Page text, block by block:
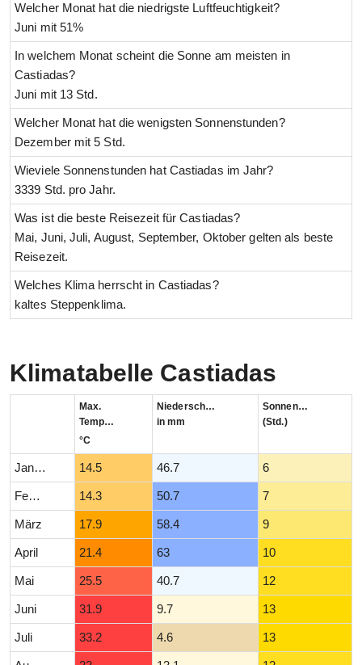
Welcher Monat hat die niedrigste Luftfeuchtigkeit?
Juni mit 51%
In welchem Monat scheint die Sonne am meisten in
Castiadas?
Juni mit 13 Std.
Welcher Monat hat die wenigsten Sonnenstunden?
Dezember mit 5 Std.
Wieviele Sonnenstunden hat Castiadas im Jahr?
3339 Std. pro Jahr.
Was ist die beste Reisezeit für Castiadas?
Mai, Juni, Juli, August, September, Oktober gelten als beste
Reisezeit.
Welches Klima herrscht in Castiadas?
kaltes Steppenklima.
Klimatabelle Castiadas
Max.
Temperatur
°C
Niederschlag
in mm
Sonnenstunden
(Std.)
Januar 14.5 46.7 6
Februar 14.3 50.7 7
März 17.9 58.4 9
April 21.4 63 10
Mai 25.5 40.7 12
Juni 31.9 9.7 13
Juli 33.2 4.6 13